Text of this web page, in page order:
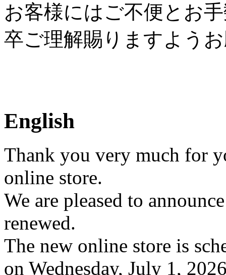
お客様にはご不便とお
卒ご理解賜りますよう
English
Thank you very much for
online store.
We are pleased to
renewed.
The new online store is
on Wednesday, July 1,